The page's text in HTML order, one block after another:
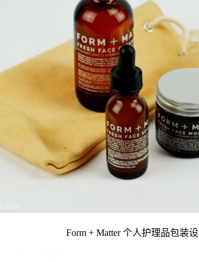
Form + Matter 个人护理品包装